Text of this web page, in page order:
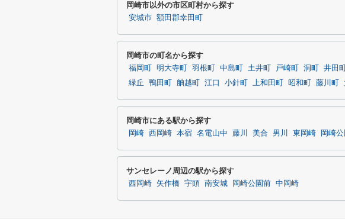
岡崎市以外の市区町村から探す
安城市 額田郡幸田町
岡崎市の町名から探す
福岡町 明大寺町 羽根町 中島町 土井町 戸崎町 洞町 井田町
緑丘
鴨田町 舳越町 江口 小針町 上和田町 昭和町 藤川町
岡崎市にある駅から探す
岡崎 西岡崎 本宿 名電山中 藤川 美合 男川 東岡崎 岡崎
サンセレーノ周辺の駅から探す
西岡崎 矢作橋 宇頭 南安城 岡崎公園前 中岡崎